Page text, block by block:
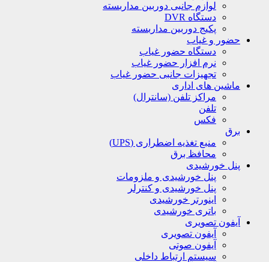
لوازم جانبی دوربین مداربسته
دستگاه DVR
پکیج دوربین مداربسته
حضور و غیاب
دستگاه حضور غیاب
نرم افزار حضور غیاب
تجهیزات جانبی حضور غیاب
ماشین های اداری
مراکز تلفن (سانترال)
تلفن
فکس
برق
منبع تغذیه اضطراری (UPS)
محافظ برق
پنل خورشیدی
پنل خورشیدی و ملزومات
پنل خورشیدی و کنترلر
اینورتر خورشیدی
باتری خورشیدی
آیفون تصویری
آیفون تصویری
آیفون صوتی
سیستم ارتباط داخلی